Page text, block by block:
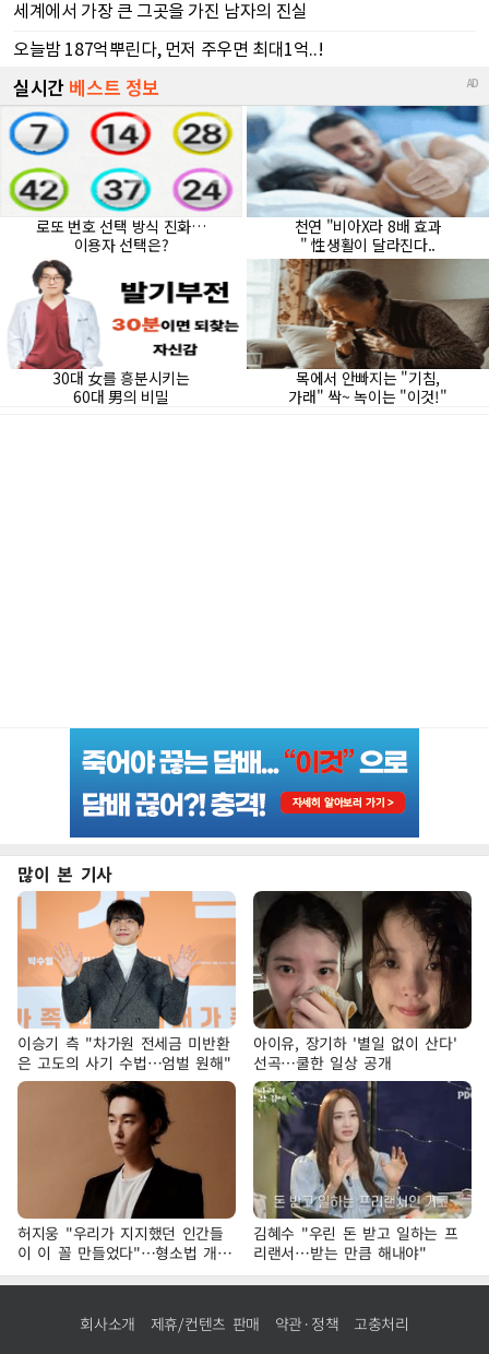
많이 본 기사
이승기 측 "차가원 전세금 미반환
은 고도의 사기 수법…엄벌 원해"
아이유, 장기하 '별일 없이 산다'
선곡…쿨한 일상 공개
허지웅 "우리가 지지했던 인간들
이 이 꼴 만들었다"…형소법 개정
에 격한 반응
김혜수 "우린 돈 받고 일하는 프
리랜서…받는 만큼 해내야"
회사소개 제휴/컨텐츠 판매 약관·정책 고충처리